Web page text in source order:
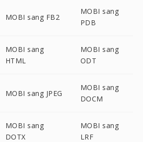
MOBI sang FB2
MOBI sang
PDB
MOBI sang
HTML
MOBI sang
ODT
MOBI sang JPEG
MOBI sang
DOCM
MOBI sang
DOTX
MOBI sang
LRF